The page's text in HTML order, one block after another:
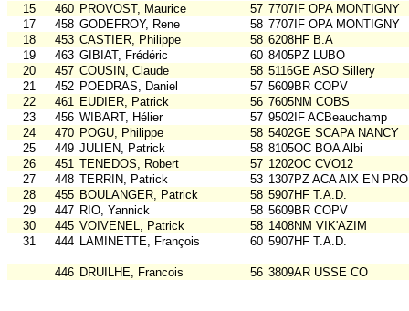
15
460 PROVOST, Maurice 57 7707IF OPA MONTIGNY
17
458 GODEFROY, Rene 58 7707IF OPA MONTIGNY
18
453 CASTIER, Philippe 58 6208HF B.A
19
463 GIBIAT, Frédéric 60 8405PZ LUBO
20
457 COUSIN, Claude 58 5116GE ASO Sillery
21
452 POEDRAS, Daniel 57 5609BR COPV
22
461 EUDIER, Patrick 56 7605NM COBS
23
456 WIBART, Hélier 57 9502IF ACBeauchamp
24
470 POGU, Philippe 58 5402GE SCAPA NANCY
25
449 JULIEN, Patrick 58 8105OC BOA Albi
26
451 TENEDOS, Robert 57 1202OC CVO12
27
448 TERRIN, Patrick 53 1307PZ ACA AIX EN
28
455 BOULANGER, Patrick 58 5907HF T.A.D.
29
447 RIO, Yannick 58 5609BR COPV
30
445 VOIVENEL, Patrick 58 1408NM VIK'AZIM
31
444 LAMINETTE, François 60 5907HF T.A.D.
446 DRUILHE, Francois 56 3809AR USSE CO